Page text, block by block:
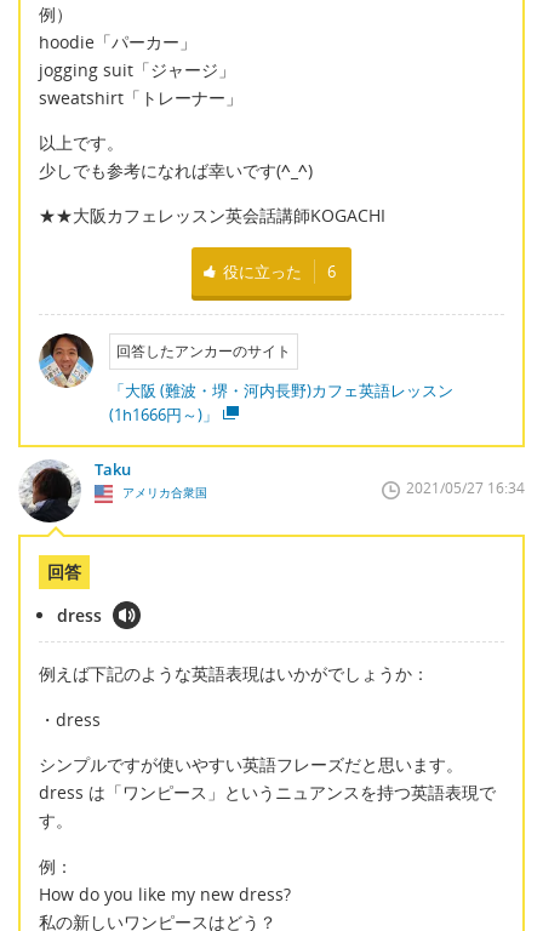
例）
hoodie「パーカー」
jogging suit「ジャージ」
sweatshirt「トレーナー」
以上です。
少しでも参考になれば幸いです(^_^)
★★大阪カフェレッスン英会話講師KOGACHI
役に立った 6
回答したアンカーのサイト
「大阪 (難波・堺・河内長野)カフェ英語レッスン
(1h1666円～)」
Taku
アメリカ合衆国 2021/05/27 16:34
回答
dress
例えば下記のような英語表現はいかがでしょうか：
・dress
シンプルですが使いやすい英語フレーズだと思います。
dress は「ワンピース」というニュアンスを持つ英語表現で
す。
例：
How do you like my new dress?
私の新しいワンピースはどう？